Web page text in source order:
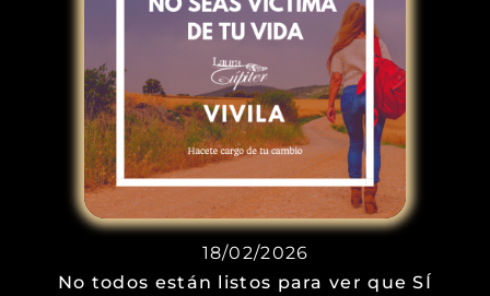
18/02/2026
No todos están listos para ver que SÍ